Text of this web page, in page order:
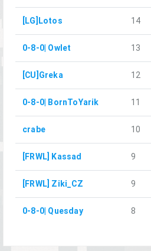
[LG]Lotos 14
0-8-0| Owlet 13
[CU]Greka 12
0-8-0| BornToYarik 11
crabe 10
[FRWL] Kassad 9
[FRWL] Ziki_CZ 9
0-8-0| Quesday 8